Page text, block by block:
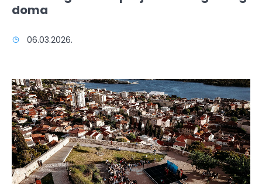
doma
06.03.2026.